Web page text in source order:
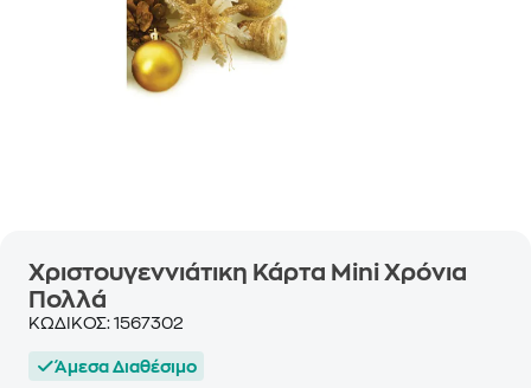
Χριστουγεννιάτικη Κάρτα Mini Χρόνια
Πολλά
ΚΩΔΙΚΟΣ: 1567302
Άμεσα Διαθέσιμο